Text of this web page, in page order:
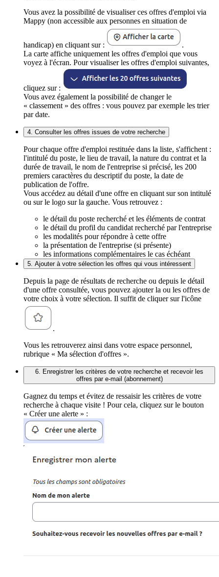
Vous avez la possibilité de visualiser ces offres d'emploi via
Mappy (non accessible aux personnes en situation de
handicap) en cliquant sur :
.
La carte affiche uniquement les offres d'emploi que vous
voyez à l'écran. Pour visualiser les offres d'emploi suivantes,
cliquez sur :
Vous avez également la possibilité de changer le
« classement » des offres : vous pouvez par exemple les trier
par date.
4. Consulter les offres issues de votre recherche
Pour chaque offre d'emploi restituée dans la liste, s'affichent :
l'intitulé du poste, le lieu de travail, la nature du contrat et la
durée de travail, le nom de l'entreprise si précisé, les 200
premiers caractères du descriptif du poste, la date de
publication de l'offre.
Vous accédez au détail d'une offre en cliquant sur son intitulé
ou sur le logo sur la gauche. Vous retrouvez :
le détail du poste recherché et les éléments de contrat
le détail du profil du candidat recherché par l'entreprise
les modalités pour répondre à cette offre
la présentation de l'entreprise (si présente)
les informations complémentaires le cas échéant
5. Ajouter à votre sélection les offres qui vous intéressent
Depuis la page de résultats de recherche ou depuis le détail
d'une offre consultée, vous pouvez ajouter la ou les offres de
votre choix à votre sélection. Il suffit de cliquer sur l'icône
.
Vous les retrouverez ainsi dans votre espace personnel,
rubrique « Ma sélection d'offres ».
6. Enregistrer les critères de votre recherche et recevoir les
offres par e-mail (abonnement)
Gagnez du temps et évitez de ressaisir les critères de votre
recherche à chaque visite ! Pour cela, cliquez sur le bouton
« Créer une alerte » :